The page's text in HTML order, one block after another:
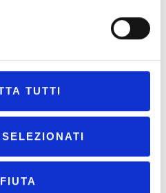
TUTTI
le parti avevano
dello sconto in fattura.
requisiti della presupposizione